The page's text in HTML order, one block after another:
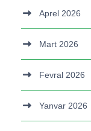
Aprel 2026
Mart 2026
Fevral 2026
Yanvar 2026